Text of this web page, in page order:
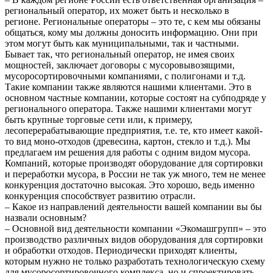
региональный оператор, их может быть и несколько в
регионе. Региональные операторы – это те, с кем мы обязаны
общаться, кому мы должны доносить информацию. Они при
этом могут быть как муниципальными, так и частными.
Бывает так, что региональный оператор, не имея своих
мощностей, заключает договоры с мусоровывозящими,
мусоросортировочными компаниями, с полигонами и т.д.
Такие компании также являются нашими клиентами. Это в
основном частные компании, которые состоят на субподряде у
регионального оператора. Также нашими клиентами могут
быть крупные торговые сети или, к примеру,
лесоперерабатывающие предприятия, т.е. те, кто имеет какой-
то вид моно-отходов (древесина, картон, стекло и т.д.). Мы
предлагаем им решения для работы с одним видом мусора.
Компаний, которые производят оборудование для сортировки
и переработки мусора, в России не так уж много, тем не менее
конкуренция достаточно высокая. Это хорошо, ведь именно
конкуренция способствует развитию отрасли.
– Какое из направлений деятельности вашей компании вы бы
назвали основным?
– Основной вид деятельности компании «Экомашгрупп» – это
производство различных видов оборудования для сортировки
и обработки отходов. Периодически приходят клиенты,
которым нужно не только разработать технологическую схему